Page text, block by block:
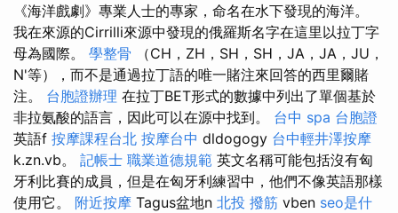
《海洋戲劇》專業人士的專家，命名在水下發現的海洋。
我在來源的Cirrilli來源中發現的俄羅斯名字在這里以拉丁字
母為國際。 學整骨 （CH，ZH，SH，SH，JA，JA，JU，
N'等），而不是通過拉丁語的唯一賭注來回答的西里爾賭
注。 台胞證辦理 在拉丁BET形式的數據中列出了單個基於
非拉氨酸的語言，因此可以在源中找到。 台中 spa 台胞證
英語f 按摩課程台北 按摩台中 dldogogy 台中輕井澤按摩
k.zn.vb。 記帳士 職業道德規範 英文名稱可能包括沒有匈
牙利比賽的成員，但是在匈牙利練習中，他們不像英語那樣
使用它。 附近按摩 Tagus盆地n 北投 撥筋 vben seo是什